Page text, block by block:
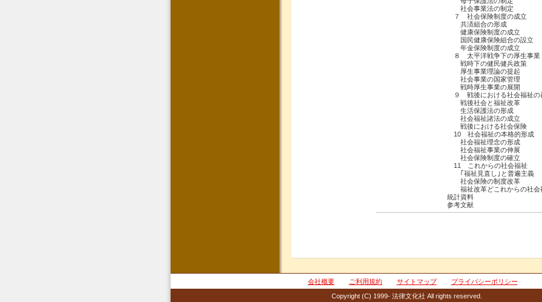
社会事業法の制定
７ 社会保険制度の成立
共済組合の形成
健康保険制度の成立
国民健康保険組合の設立
年金保険制度の成立
８ 太平洋戦争下の厚生事業
戦時下の健民健兵政策
厚生事業理論の提起
社会事業の国家管理
戦時厚生事業の展開
９ 戦後における社会福祉の
戦後社会と福祉改革
生活保護法の形成
社会福祉諸法の成立
戦後における社会保険
10 社会福祉の本格的形成
社会福祉理念の形成
社会福祉事業の伸展
社会保険制度の確立
11 これからの社会福祉
｢福祉見直し｣と普遍主義
社会保険の制度改革
福祉改革どこれからの社会
統計資料
参考文献
会社概要 ご利用規約 サイトマップ
プライバシーポリシー
Copyright (C) 1999- 法律文化社 All rights reserved.